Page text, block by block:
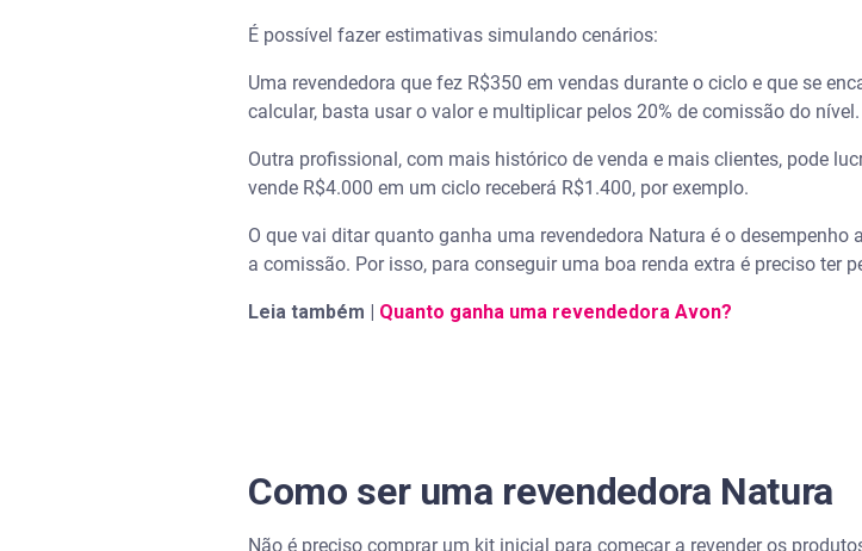
É possível fazer estimativas simulando cenários:
Uma revendedora que fez R$350 em vendas durante o ciclo e que se
calcular, basta usar o valor e multiplicar pelos 20% de comissão do nível.
Outra profissional, com mais histórico de venda e mais clientes, pode
vende R$4.000 em um ciclo receberá R$1.400, por exemplo.
O que vai ditar quanto ganha uma revendedora Natura é o
a comissão. Por isso, para conseguir uma boa renda extra é preciso ter
Leia também | Quanto ganha uma revendedora Avon?
Como ser uma revendedora Natura
Não é preciso comprar um kit inicial para começar a revender os